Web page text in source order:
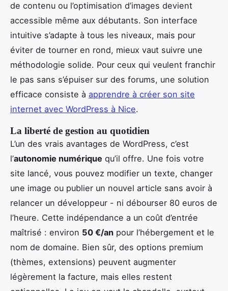
de contenu ou l’optimisation d’images devient
accessible même aux débutants. Son interface
intuitive s’adapte à tous les niveaux, mais pour
éviter de tourner en rond, mieux vaut suivre une
méthodologie solide. Pour ceux qui veulent franchir
le pas sans s’épuiser sur des forums, une solution
efficace consiste à apprendre à créer son site
internet avec WordPress à Nice.
La liberté de gestion au quotidien
L’un des vrais avantages de WordPress, c’est
l’autonomie numérique qu’il offre. Une fois votre
site lancé, vous pouvez modifier un texte, changer
une image ou publier un nouvel article sans avoir à
relancer un développeur - ni débourser 80 euros de
l’heure. Cette indépendance a un coût d’entrée
maîtrisé : environ 50 €/an pour l’hébergement et le
nom de domaine. Bien sûr, des options premium
(thèmes, extensions) peuvent augmenter
légèrement la facture, mais elles restent